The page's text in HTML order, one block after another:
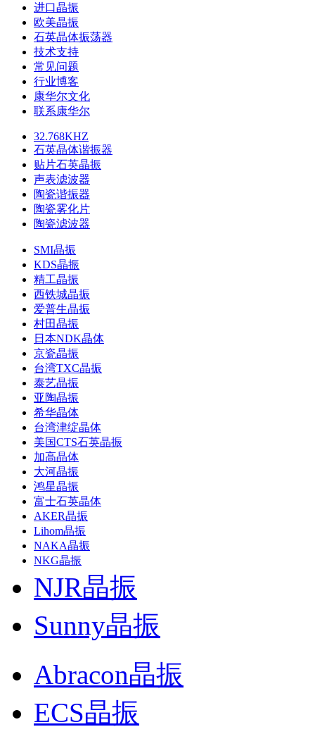
进口晶振
欧美晶振
石英晶体振荡器
技术支持
常见问题
行业博客
康华尔文化
联系康华尔
32.768KHZ
石英晶体谐振器
贴片石英晶振
声表滤波器
陶瓷谐振器
陶瓷雾化片
陶瓷滤波器
SMI晶振
KDS晶振
精工晶振
西铁城晶振
爱普生晶振
村田晶振
日本NDK晶体
京瓷晶振
台湾TXC晶振
泰艺晶振
亚陶晶振
希华晶体
台湾津绽晶体
美国CTS石英晶振
加高晶体
大河晶振
鸿星晶振
富士石英晶体
AKER晶振
Lihom晶振
NAKA晶振
NKG晶振
NJR晶振
Sunny晶振
Abracon晶振
ECS晶振